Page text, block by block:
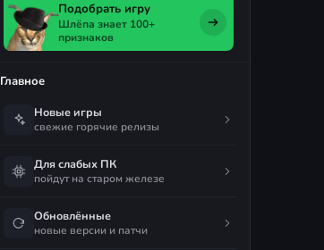
Подобрать игру
Шлёпа знает 100+
признаков
Главное
Новые игры
свежие горячие релизы
Для слабых ПК
пойдут на старом железе
Обновлённые
новые версии и патчи